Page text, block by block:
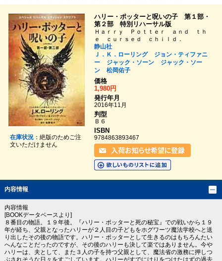
在庫状況：絶版のためご注
文いただけません
ハリー・ポッターと呪いの子 第１部・
第２部 特別リハーサル版
Ｈａｒｒｙ Ｐｏｔｔｅｒ ａｎｄ ｔｈ
ｅ ｃｕｒｓｅｄ ｃｈｉｌｄ．
静山社
Ｊ．Ｋ．ローリング
ジョン・ティファニ
ー
ジャック・ソーン
ジャック・ソー
ン
松岡佑子
価格
1,980円
発行年月
2016年11月
判型
Ｂ６
ISBN
9784863893467
内容情報
内容情報
[BOOKデータベースより]
８番目の物語。１９年後。『ハリー・ポッターと死の秘宝』での戦いから１９
年が経ち、父親となったハリーが２人目の子どもをホグワーツ魔法学校へと送
り出したその後の物語です。ハリー・ポッターとして生きるのはもちろんたい
へんなことだったのですが、その後のハリーも決して楽ではありません。今や
ハリーは、夫として、また３人の子を持つ父親として、魔法省の激務に押しつ
ぶされそうな日々をすごしています。ハリーがすでにけりをつけたはずの過去